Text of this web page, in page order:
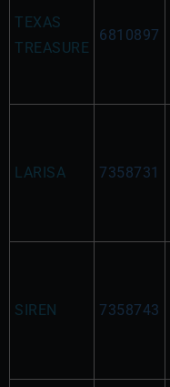
TEXAS
TREASURE
6810897
LARISA 7358731
SIREN 7358743